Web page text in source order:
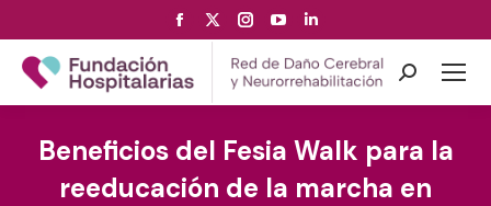
Facebook
page
opens
in
window
page
opens
in
window
Instagram
page
opens
in
window
YouTube
page
opens
in
window
page
opens
in
window
Search:
Beneficios del Fesia Walk para la
reeducación de la marcha en